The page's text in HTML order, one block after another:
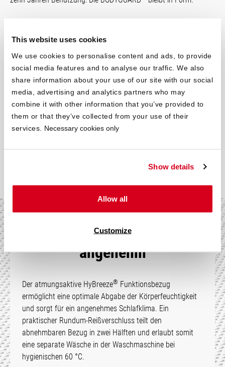
This website uses cookies
We use cookies to personalise content and ads, to provide
social media features and to analyse our traffic. We also
share information about your use of our site with our social
media, advertising and analytics partners who may
combine it with other information that you’ve provided to
them or that they’ve collected from your use of their
services. Necessary cookies only
Show details
Allow all
Customize
Mit der Matratze von bett1.de ent­scheidest du dich für ein
besonders hochwertiges Produkt, das du nicht mehr missen
möchtest. Jeder Matratzen­kern derzahlreich verfügbaren
Größenwird aus einem Stück gefertigt und bietet dir somit
besten Schlafkomfort. Bestellen mit einem Klick deine
Atmungsaktiv und
angenehm
Der atmungsaktive HyBreeze® Funktions­bezug
ermöglicht eine optimale Abgabe der Körper­feuchtigkeit
und sorgt für ein angenehmes Schlaf­klima. Ein
praktischer Rundum-Reißverschluss teilt den
abnehmbaren Bezug in zwei Hälften und erlaubt somit
eine separate Wäsche in der Wasch­maschine bei
hygienischen 60 °C.